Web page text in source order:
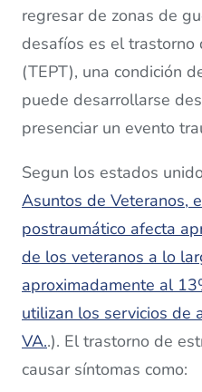
regresar de zonas de
desafíos es el trastorno
(TEPT), una condición
puede desarrollarse
presenciar un evento
Segun los estados
Asuntos de Veteranos,
postraumático afecta
de los veteranos a lo
aproximadamente al
utilizan los servicios de
VA..). El trastorno de
causar síntomas como: